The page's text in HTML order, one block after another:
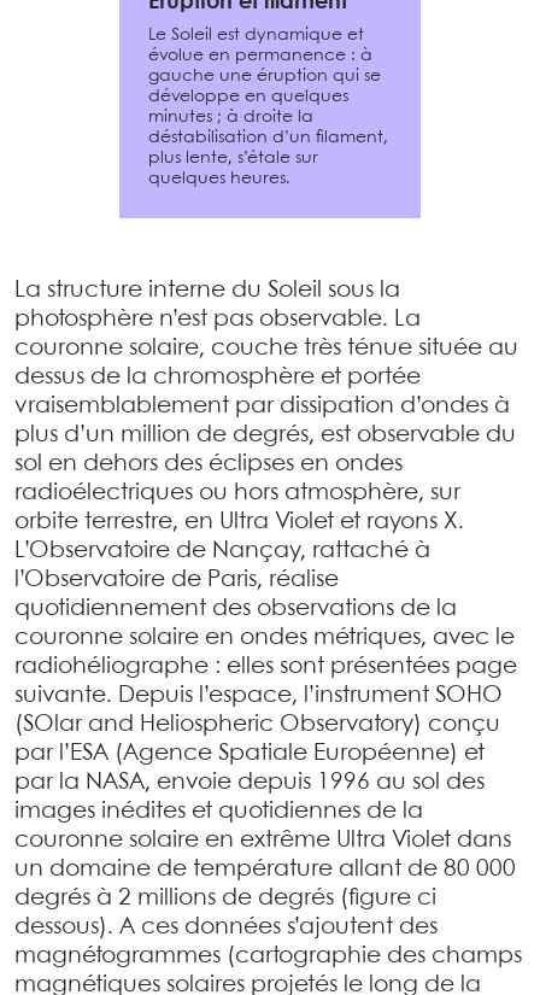
Le Soleil est dynamique et
évolue en permanence : à
gauche une éruption qui se
développe en quelques
minutes ; à droite la
déstabilisation d’un filament,
plus lente, s’étale sur
quelques heures.
La structure interne du Soleil sous la
photosphère n’est pas observable. La
couronne solaire, couche très ténue située au
dessus de la chromosphère et portée
vraisemblablement par dissipation d’ondes à
plus d’un million de degrés, est observable du
sol en dehors des éclipses en ondes
radioélectriques ou hors atmosphère, sur
orbite terrestre, en Ultra Violet et rayons X.
L’Observatoire de Nançay, rattaché à
l’Observatoire de Paris, réalise
quotidiennement des observations de la
couronne solaire en ondes métriques, avec le
radiohéliographe : elles sont présentées page
suivante. Depuis l’espace, l’instrument SOHO
(SOlar and Heliospheric Observatory) conçu
par l’ESA (Agence Spatiale Européenne) et
par la NASA, envoie depuis 1996 au sol des
images inédites et quotidiennes de la
couronne solaire en extrême Ultra Violet dans
un domaine de température allant de 80 000
degrés à 2 millions de degrés (figure ci
dessous). A ces données s’ajoutent des
magnétogrammes (cartographie des champs
magnétiques solaires projetés le long de la